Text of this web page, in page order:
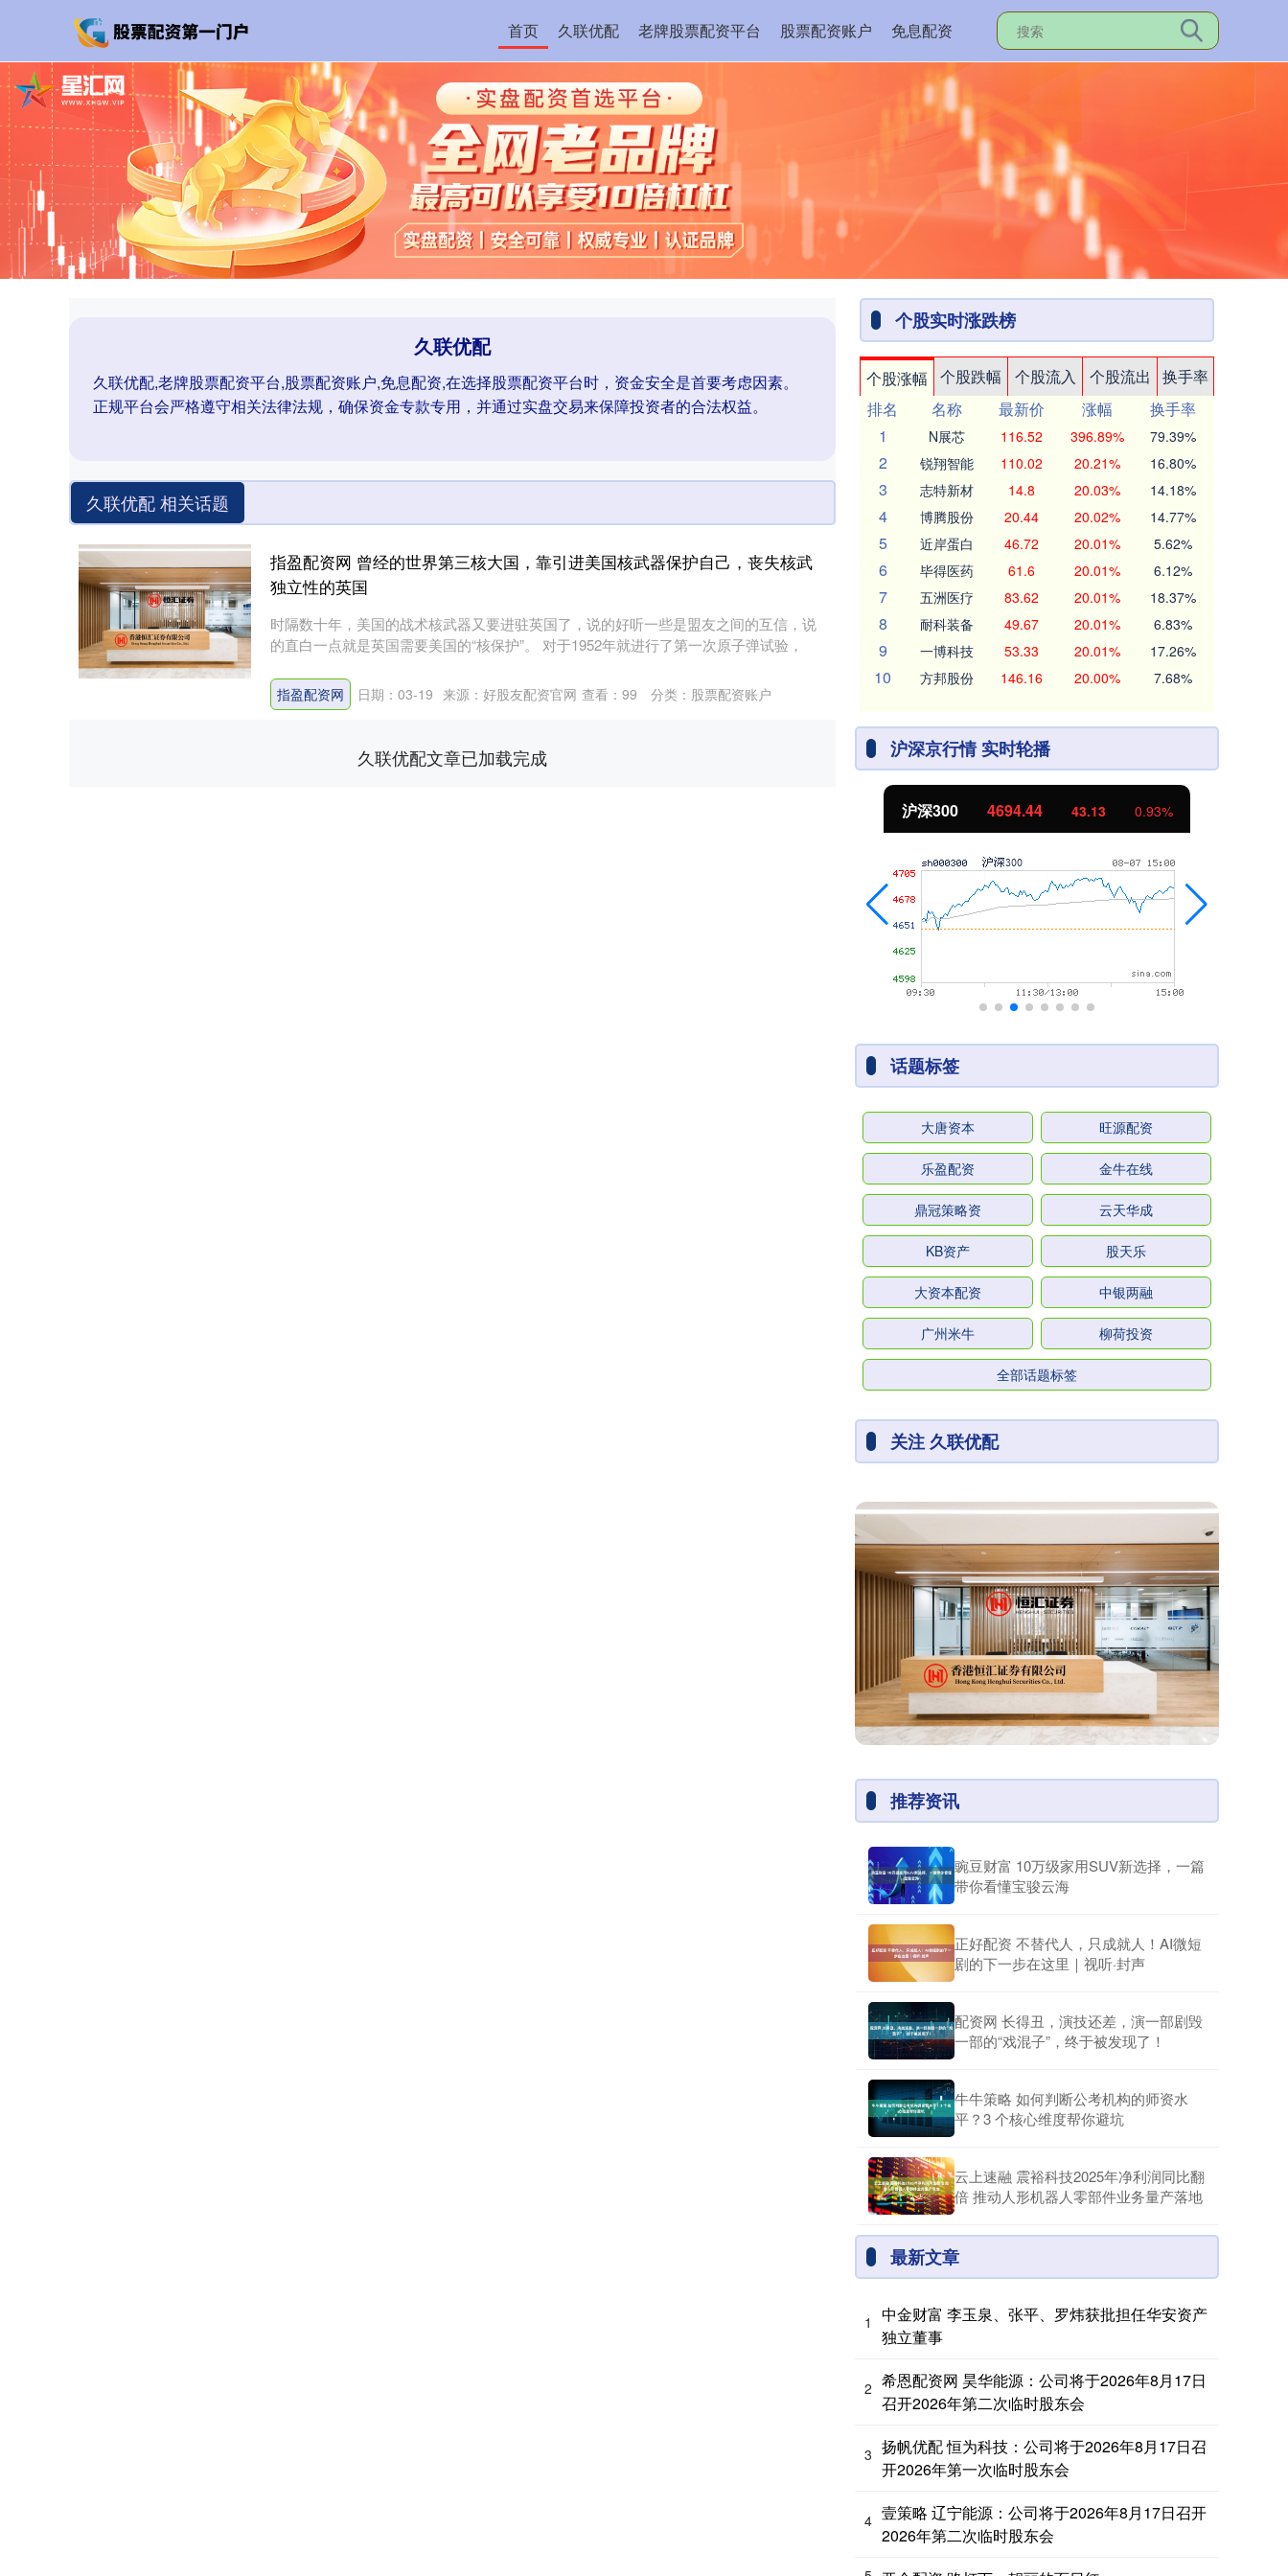
首页 久联优配 老牌股票配资平台 股票配资账户 免息配资
久联优配
久联优配,老牌股票配资平台,股票配资账户,免息配资,在选择股票配资平台时，资金安全是首要考虑因素。
正规平台会严格遵守相关法律法规，确保资金专款专用，并通过实盘交易来保障投资者的合法权益。
久联优配 相关话题
指盈配资网 曾经的世界第三核大国，靠引进美国核武器保护自己，丧失核武
独立性的英国
时隔数十年，美国的战术核武器又要进驻英国了，说的好听一些是盟友之间的互信，说
的直白一点就是英国需要美国的“核保护”。 对于1952年就进行了第一次原子弹试验，
指盈配资网 日期：03-19 来源：好股友配资官网 查看： 99 分类： 股票配资账户
久联优配文章已加载完成
个股实时涨跌榜
个股涨幅 个股跌幅 个股流入 个股流出
换手率
排名
名称 最新价 涨幅
换手率
1
N展芯 116.52 396.89% 79.39%
2 锐翔智能 110.02 20.21% 16.80%
3 志特新材 14.8 20.03% 14.18%
4 博腾股份 20.44 20.02% 14.77%
5 近岸蛋白 46.72 20.01% 5.62%
6 毕得医药 61.6 20.01% 6.12%
7 五洲医疗 83.62 20.01% 18.37%
8 耐科装备 49.67 20.01% 6.83%
9 一博科技 53.33 20.01% 17.26%
10 方邦股份 146.16 20.00% 7.68%
沪深京行情 实时轮播
北证50 1134.24 11.37 1.01%
话题标签
大唐资本 旺源配资
乐盈配资 金牛在线
鼎冠策略资 云天华成
KB资产 股天乐
大资本配资 中银两融
广州米牛 柳荷投资
全部话题标签
关注 久联优配
推荐资讯
豌豆财富 10万级家用SUV新选择，一篇
带你看懂宝骏云海
正好配资 不替代人，只成就人！AI微短
剧的下一步在这里｜视听·封声
配资网 长得丑，演技还差，演一部剧毁
一部的“戏混子”，终于被发现了！
牛牛策略 如何判断公考机构的师资水
平？3 个核心维度帮你避坑
云上速融 震裕科技2025年净利润同比翻
倍 推动人形机器人零部件业务量产落地
最新文章
1
中金财富 李玉泉、张平、罗炜获批担任华安资产
独立董事
2 希恩配资网 昊华能源：公司将于2026年8月17日
召开2026年第二次临时股东会
3 扬帆优配 恒为科技：公司将于2026年8月17日召
开2026年第一次临时股东会
4 壹策略 辽宁能源：公司将于2026年8月17日召开
2026年第二次临时股东会